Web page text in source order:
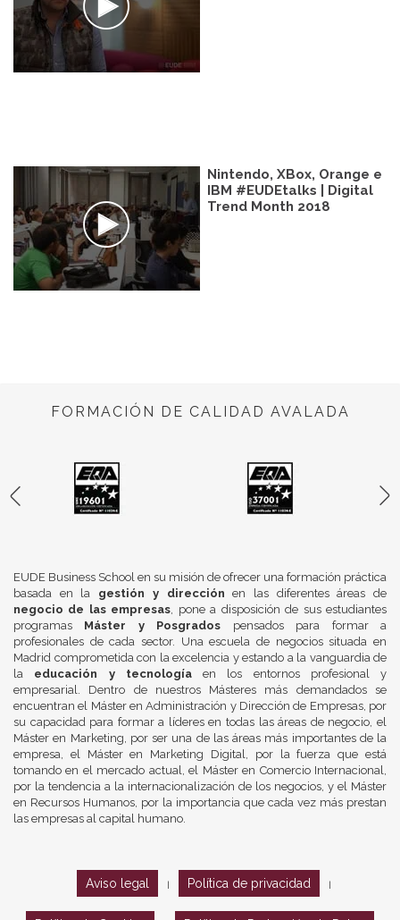
Nintendo, XBox, Orange e
IBM #EUDEtalks | Digital
Trend Month 2018
FORMACIÓN DE CALIDAD AVALADA
EUDE Business School en su misión de ofrecer una formación práctica
basada en la gestión y dirección en las diferentes áreas de
negocio de las empresas, pone a disposición de sus estudiantes
programas Máster y Posgrados pensados para formar a
profesionales de cada sector. Una escuela de negocios situada en
Madrid comprometida con la excelencia y estando a la vanguardia de
la educación y tecnologíaen los entornos profesional y
empresarial. Dentro de nuestros Másteres más demandados se
encuentran el Máster en Administración y Dirección de Empresas, por
su capacidad para formar a líderes en todas las áreas de negocio, el
Máster en Marketing, por ser una de las áreas más importantes de la
empresa, el Máster en Marketing Digital, por la fuerza que está
tomando en el mercado actual, el Máster en Comercio Internacional,
por la tendencia a la internacionalización de los negocios, y el Máster
en Recursos Humanos, por la importancia que cada vez más prestan
las empresas al capital humano.
Aviso legal Política de privacidad